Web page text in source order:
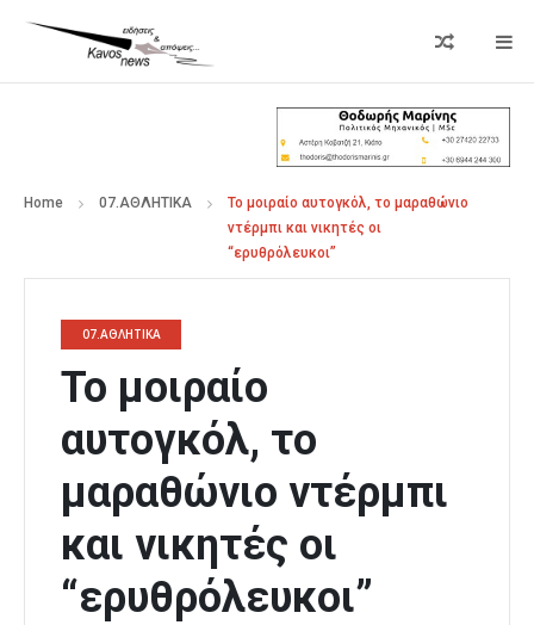
Home 07.ΑΘΛΗΤΙΚΑ
Το μοιραίο αυτογκόλ, το μαραθώνιο
ντέρμπι και νικητές οι
“ερυθρόλευκοι”
07.ΑΘΛΗΤΙΚΑ
Το μοιραίο
αυτογκόλ, το
μαραθώνιο ντέρμπι
και νικητές οι
“ερυθρόλευκοι”